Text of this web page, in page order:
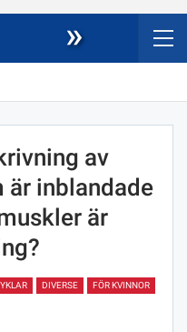
»
av
är inblandade
är
DIVERSE FÖR KVINNOR